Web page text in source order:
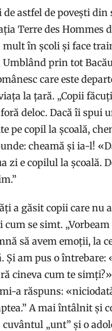
astfel de povești din
Terre des Hommes
mult în școli și face
prin tot
care este
la țară. „Copii
deloc. Dacă îi spui
pe copil la școală,
cheamă și ia-l!
zi e copilul la școală.
a găsit copii care nu
se simt. „Vorbeam
să avem emoții, la
Și am pus o întrebare:
cineva cum te
a răspuns:
A mai întâlnit și
„unt” și o